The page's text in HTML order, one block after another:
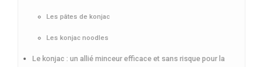
Les pâtes de konjac
Les konjac noodles
Le konjac : un allié minceur efficace et sans risque pour la